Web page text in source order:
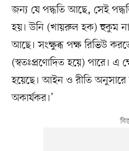
জন্য যে পদ্ধতি আছে, সেই
হয়। উনি (খায়রুল হক) হুকুম
আছে। সংক্ষুব্ধ পক্ষ রিভিউ
(স্বতঃপ্রণোদিত হয়ে) পারে। এ
হয়েছে। আইন ও রীতি অনুসারে
অকার্যকর।’